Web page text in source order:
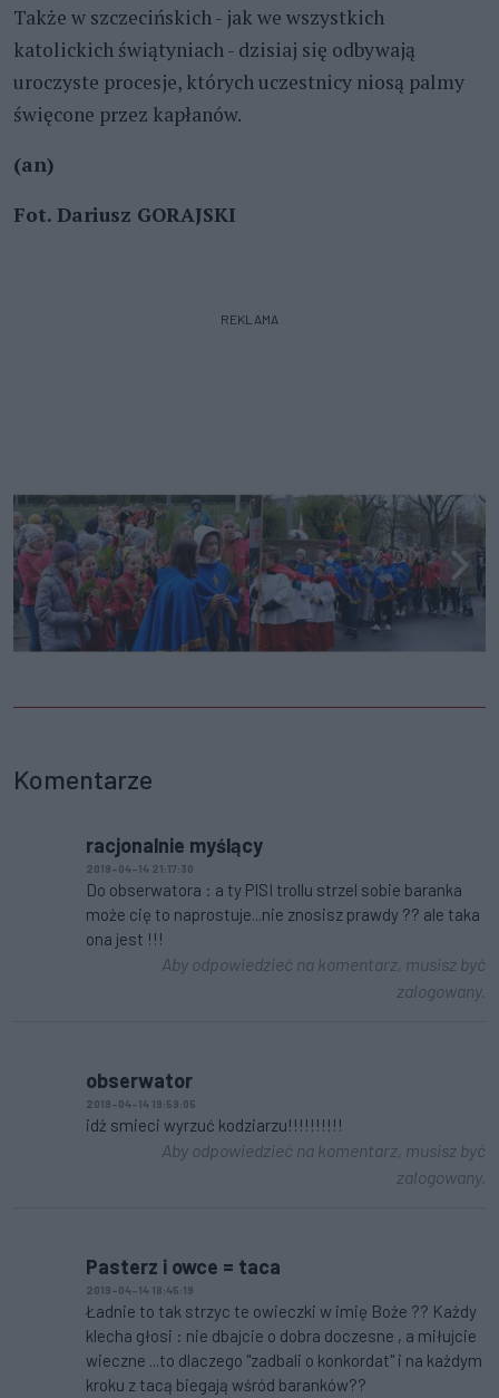
Także w szczecińskich - jak we wszystkich
katolickich świątyniach - dzisiaj się odbywają
uroczyste procesje, których uczestnicy niosą palmy
święcone przez kapłanów.
(an)
Fot. Dariusz GORAJSKI
REKLAMA
Komentarze
racjonalnie myślący
2019-04-14 21:17:30
Do obserwatora : a ty PISI trollu strzel sobie baranka
może cię to naprostuje...nie znosisz prawdy ?? ale taka
ona jest !!!
Aby odpowiedzieć na komentarz, musisz być
zalogowany.
obserwator
2019-04-14 19:59:05
idż smieci wyrzuć kodziarzu!!!!!!!!!!
Aby odpowiedzieć na komentarz, musisz być
zalogowany.
Pasterz i owce = taca
2019-04-14 18:45:19
Ładnie to tak strzyc te owieczki w imię Boże ?? Każdy
klecha głosi : nie dbajcie o dobra doczesne , a miłujcie
wieczne ...to dlaczego "zadbali o konkordat" i na każdym
kroku z tacą biegają wśród baranków??